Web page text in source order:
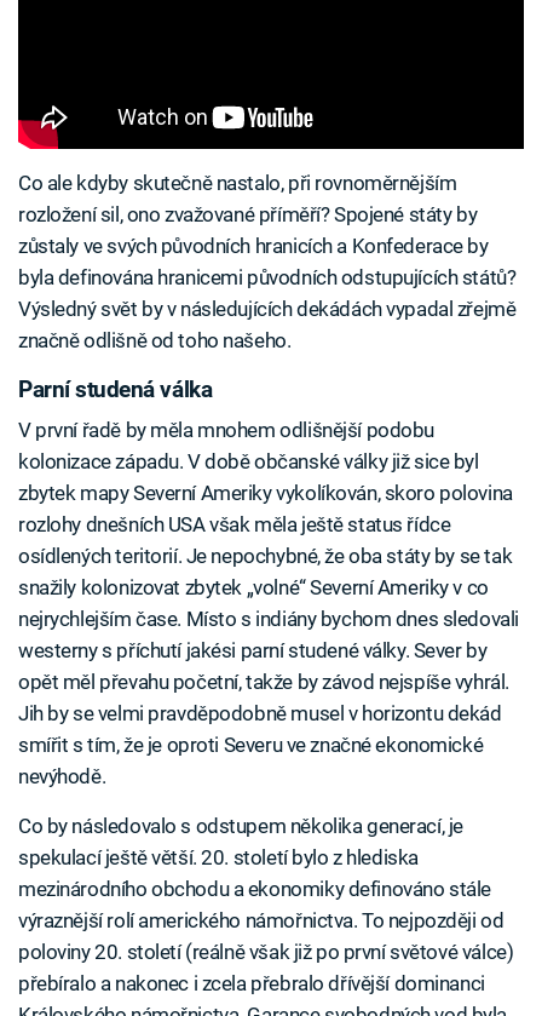
Co ale kdyby skutečně nastalo, při rovnoměrnějším
rozložení sil, ono zvažované příměří? Spojené státy by
zůstaly ve svých původních hranicích a Konfederace by
byla definována hranicemi původních odstupujících států?
Výsledný svět by v následujících dekádách vypadal zřejmě
značně odlišně od toho našeho.
Parní studená válka
V první řadě by měla mnohem odlišnější podobu
kolonizace západu. V době občanské války již sice byl
zbytek mapy Severní Ameriky vykolíkován, skoro polovina
rozlohy dnešních USA však měla ještě status řídce
osídlených teritorií. Je nepochybné, že oba státy by se tak
snažily kolonizovat zbytek „volné“ Severní Ameriky v co
nejrychlejším čase. Místo s indiány bychom dnes sledovali
westerny s příchutí jakési parní studené války. Sever by
opět měl převahu početní, takže by závod nejspíše vyhrál.
Jih by se velmi pravděpodobně musel v horizontu dekád
smířit s tím, že je oproti Severu ve značné ekonomické
nevýhodě.
Co by následovalo s odstupem několika generací, je
spekulací ještě větší. 20. století bylo z hlediska
mezinárodního obchodu a ekonomiky definováno stále
výraznější rolí amerického námořnictva. To nejpozději od
poloviny 20. století (reálně však již po první světové válce)
přebíralo a nakonec i zcela přebralo dřívější dominanci